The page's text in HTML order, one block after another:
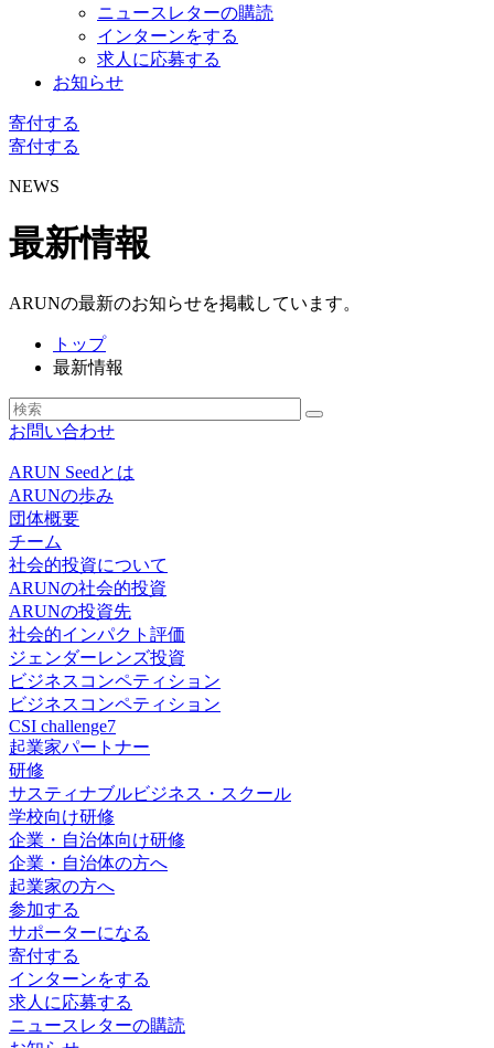
ニュースレターの購読
インターンをする
求人に応募する
お知らせ
寄付する
寄付する
NEWS
最新情報
ARUNの最新のお知らせを掲載しています。
トップ
最新情報
お問い合わせ
ARUN Seedとは
ARUNの歩み
団体概要
チーム
社会的投資について
ARUNの社会的投資
ARUNの投資先
社会的インパクト評価
ジェンダーレンズ投資
ビジネスコンペティション
ビジネスコンペティション
CSI challenge7
起業家パートナー
研修
サスティナブルビジネス・スクール
学校向け研修
企業・自治体向け研修
企業・自治体の方へ
起業家の方へ
参加する
サポーターになる
寄付する
インターンをする
求人に応募する
ニュースレターの購読